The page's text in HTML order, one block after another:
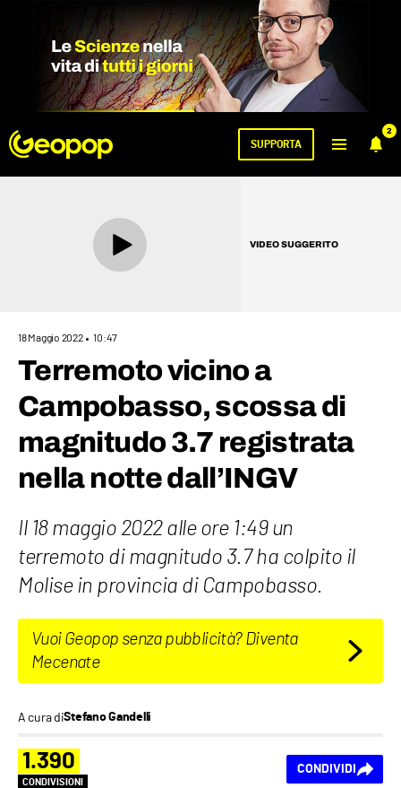
2
SUPPORTA
VIDEO SUGGERITO
18 Maggio 2022 10:47
Terremoto vicino a
Campobasso, scossa di
magnitudo 3.7 registrata
nella notte dall’INGV
Il 18 maggio 2022 alle ore 1:49 un
terremoto di magnitudo 3.7 ha colpito il
Molise in provincia di Campobasso.
Vuoi Geopop senza pubblicità? Diventa
Mecenate
A cura diStefano Gandelli
1.390
CONDIVISIONI
CONDIVIDI